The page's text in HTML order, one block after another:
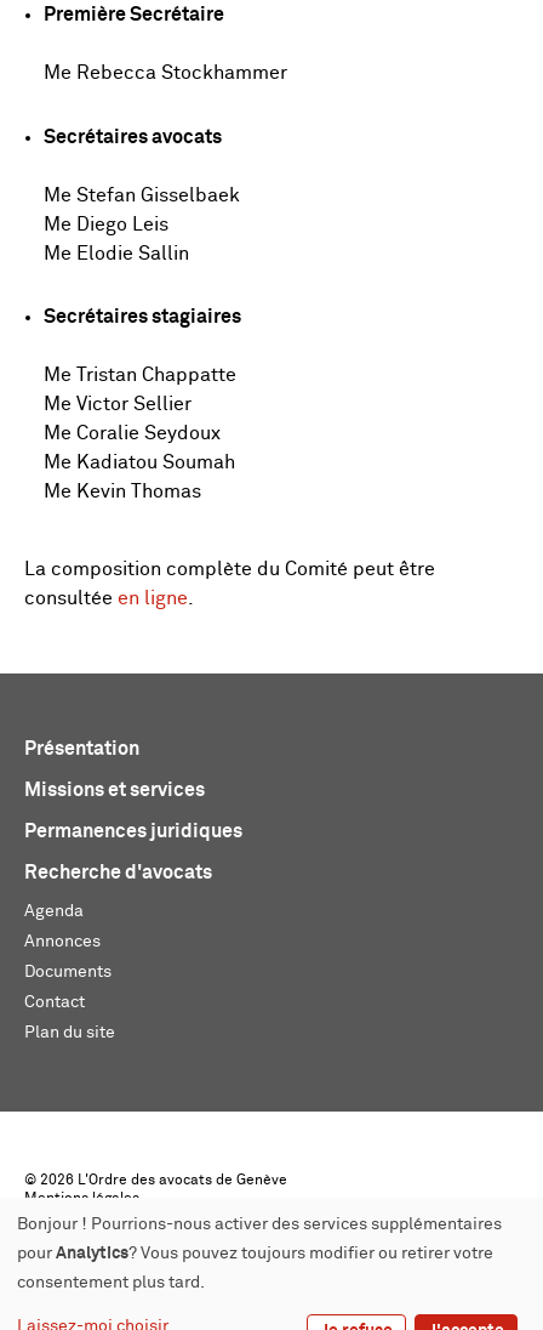
Première Secrétaire
Me Rebecca Stockhammer
Secrétaires avocats
Me Stefan Gisselbaek
Me Diego Leis
Me Elodie Sallin
Secrétaires stagiaires
Me Tristan Chappatte
Me Victor Sellier
Me Coralie Seydoux
Me Kadiatou Soumah
Me Kevin Thomas
La composition complète du Comité peut être
consultée en ligne.
Présentation
Missions et services
Permanences juridiques
Recherche d'avocats
Agenda
Annonces
Documents
Contact
Plan du site
© 2026 L'Ordre des avocats de Genève
Mentions légales
Créé par monoloco
Bonjour ! Pourrions-nous activer des services supplémentaires
pour Analytics? Vous pouvez toujours modifier ou retirer votre
consentement plus tard.
Laissez-moi choisir